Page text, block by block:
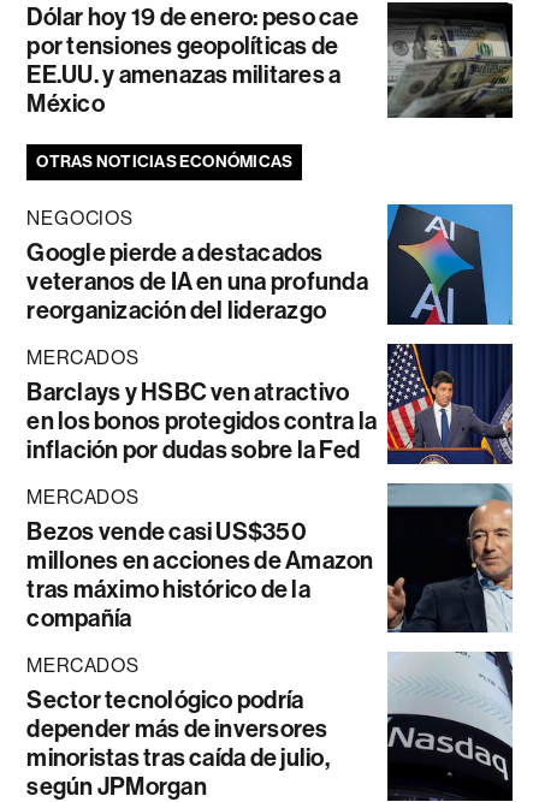
Dólar hoy 19 de enero: peso cae
por tensiones geopolíticas de
EE.UU. y amenazas militares a
México
OTRAS NOTICIAS ECONÓMICAS
NEGOCIOS
Google pierde a destacados
veteranos de IA en una profunda
reorganización del liderazgo
MERCADOS
Barclays y HSBC ven atractivo
en los bonos protegidos contra la
inflación por dudas sobre la Fed
MERCADOS
Bezos vende casi US$350
millones en acciones de Amazon
tras máximo histórico de la
compañía
MERCADOS
Sector tecnológico podría
depender más de inversores
minoristas tras caída de julio,
según JPMorgan